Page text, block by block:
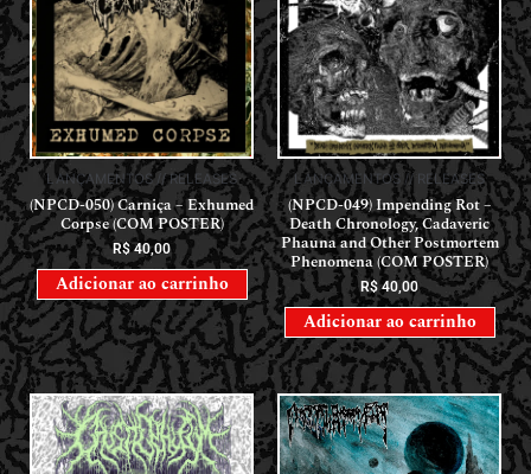
LANÇAMENTOS // RELEASES
(NPCD-050) Carniça – Exhumed
Corpse (COM POSTER)
R$40,00
Adicionar ao carrinho
LANÇAMENTOS // RELEASES
(NPCD-049) Impending Rot –
Death Chronology, Cadaveric
Phauna and Other Postmortem
Phenomena (COM POSTER)
R$40,00
Adicionar ao carrinho